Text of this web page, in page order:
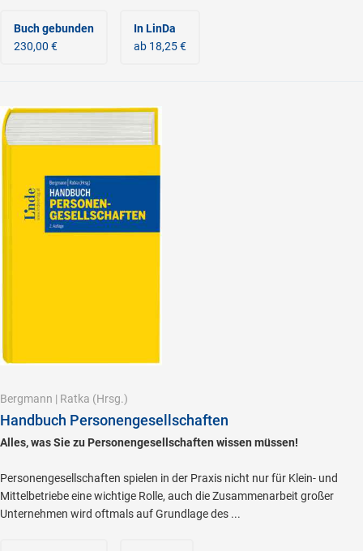
Buch gebunden
230,00 €
In LinDa
ab 18,25 €
Bergmann | Ratka (Hrsg.)
Handbuch Personengesellschaften
Alles, was Sie zu Personengesellschaften wissen müssen!
Personengesellschaften spielen in der Praxis nicht nur für Klein- und
Mittelbetriebe eine wichtige Rolle, auch die Zusammenarbeit großer
Unternehmen wird oftmals auf Grundlage des ...